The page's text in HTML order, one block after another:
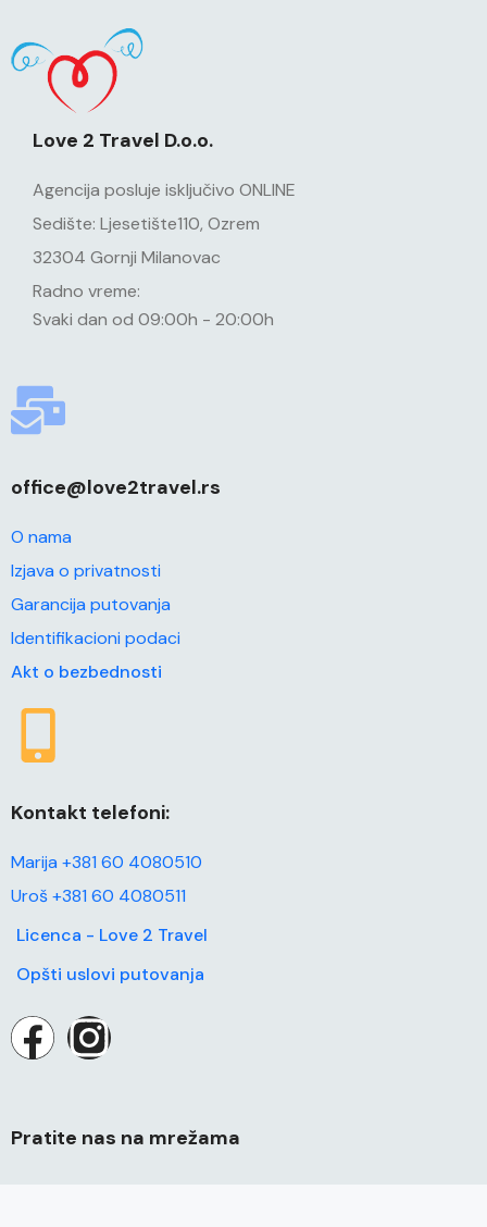
Love 2 Travel D.o.o.
Agencija posluje isključivo ONLINE
Sedište: Ljesetište110, Ozrem
32304 Gornji Milanovac
Radno vreme:
Svaki dan od 09:00h - 20:00h
office@love2travel.rs
O nama
Izjava o privatnosti
Garancija putovanja
Identifikacioni podaci
Akt o bezbednosti
Kontakt telefoni:
Marija +381 60 4080510
Uroš +381 60 4080511
Licenca - Love 2 Travel
Opšti uslovi putovanja
Pratite nas na mrežama